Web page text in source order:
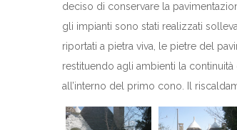
deciso di conservare la
gli impianti sono stati realizzati
riportati a pietra viva, le pietre del
restituendo agli ambienti la
all’interno del primo cono. Il